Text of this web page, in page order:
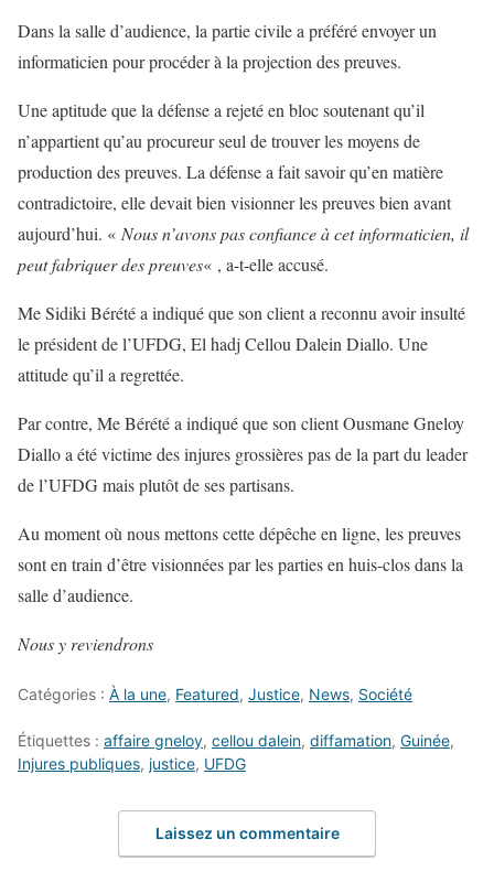
Dans la salle d’audience, la partie civile a préféré envoyer un
informaticien pour procéder à la projection des preuves.
Une aptitude que la défense a rejeté en bloc soutenant qu’il
n’appartient qu’au procureur seul de trouver les moyens de
production des preuves. La défense a fait savoir qu’en matière
contradictoire, elle devait bien visionner les preuves bien avant
aujourd’hui. « Nous n’avons pas confiance à cet informaticien, il
peut fabriquer des preuves« , a-t-elle accusé.
Me Sidiki Bérété a indiqué que son client a reconnu avoir insulté
le président de l’UFDG, El hadj Cellou Dalein Diallo. Une
attitude qu’il a regrettée.
Par contre, Me Bérété a indiqué que son client Ousmane Gneloy
Diallo a été victime des injures grossières pas de la part du leader
de l’UFDG mais plutôt de ses partisans.
Au moment où nous mettons cette dépêche en ligne, les preuves
sont en train d’être visionnées par les parties en huis-clos dans la
salle d’audience.
Nous y reviendrons
Catégories : À la une, Featured, Justice, News, Société
Étiquettes : affaire gneloy, cellou dalein, diffamation, Guinée,
Injures publiques, justice, UFDG
Laissez un commentaire